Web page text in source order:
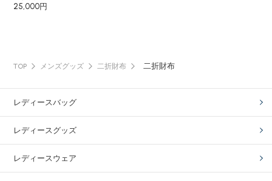
25,000円
TOP メンズグッズ 二折財布 二折財布
レディースバッグ
レディースグッズ
レディースウェア